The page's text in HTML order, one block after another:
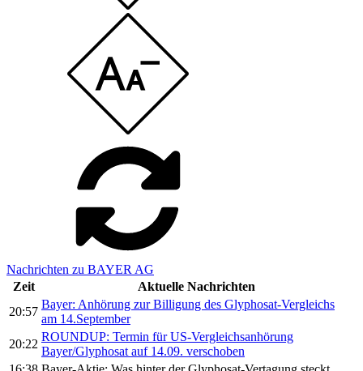
Nachrichten zu BAYER AG
Zeit
Aktuelle Nachrichten
20:57
Bayer: Anhörung zur Billigung des Glyphosat-Vergleichs
am 14.September
20:22
ROUNDUP: Termin für US-Vergleichsanhörung
Bayer/Glyphosat auf 14.09. verschoben